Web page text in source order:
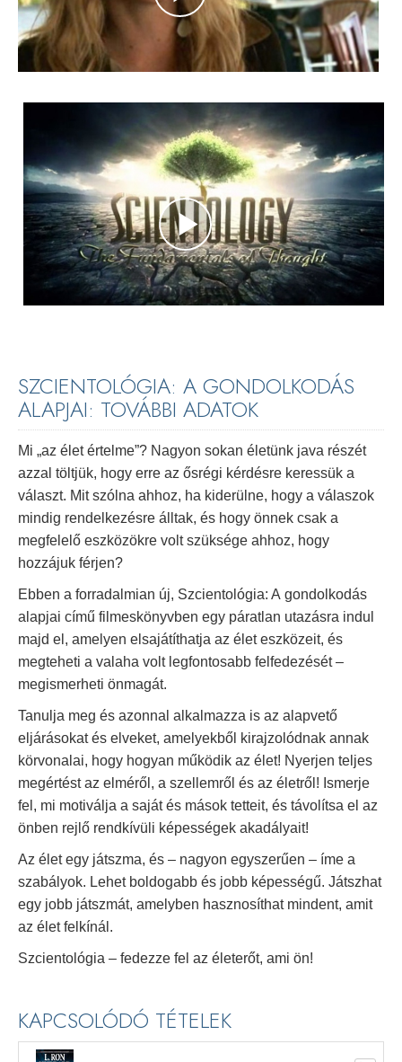
SZCIENTOLÓGIA: A GONDOLKODÁS
ALAPJAI: TOVÁBBI ADATOK
Mi „az élet értelme”? Nagyon sokan életünk java részét
azzal töltjük, hogy erre az ősrégi kérdésre keressük a
választ. Mit szólna ahhoz, ha kiderülne, hogy a válaszok
mindig rendelkezésre álltak, és hogy önnek csak a
megfelelő eszközökre volt szüksége ahhoz, hogy
hozzájuk férjen?
Ebben a forradalmian új, Szcientológia: A gondolkodás
alapjai című filmeskönyvben egy páratlan utazásra indul
majd el, amelyen elsajátíthatja az élet eszközeit, és
megteheti a valaha volt legfontosabb felfedezését –
megismerheti önmagát.
Tanulja meg és azonnal alkalmazza is az alapvető
eljárásokat és elveket, amelyekből kirajzolódnak annak
körvonalai, hogy hogyan működik az élet! Nyerjen teljes
megértést az elméről, a szellemről és az életről! Ismerje
fel, mi motiválja a saját és mások tetteit, és távolítsa el az
önben rejlő rendkívüli képességek akadályait!
Az élet egy játszma, és – nagyon egyszerűen – íme a
szabályok. Lehet boldogabb és jobb képességű. Játszhat
egy jobb játszmát, amelyben hasznosíthat mindent, amit
az élet felkínál.
Szcientológia – fedezze fel az életerőt, ami ön!
KAPCSOLÓDÓ TÉTELEK